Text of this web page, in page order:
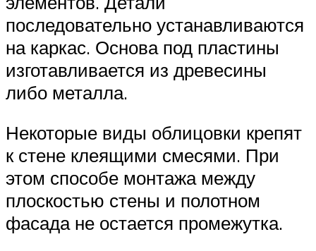
последовательно устанавливаются
на каркас. Основа под пластины
изготавливается из древесины
либо металла.
Некоторые виды облицовки крепят
к стене клеящими смесями. При
этом способе монтажа между
плоскостью стены и полотном
фасада не остается промежутка.